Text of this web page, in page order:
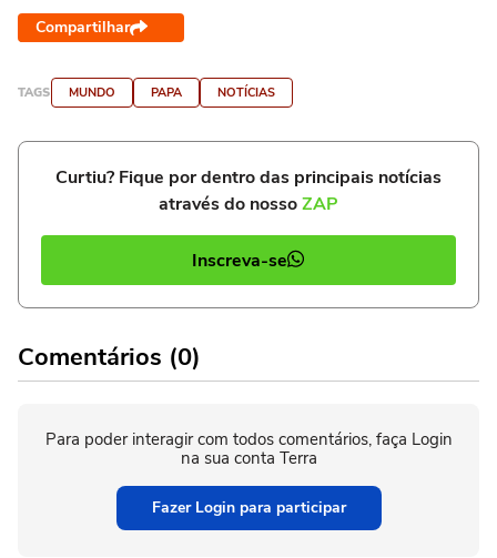
Compartilhar
TAGS MUNDO PAPA NOTÍCIAS
Curtiu? Fique por dentro das principais notícias
através do nossoZAP
Inscreva-se
Comentários (0)
Para poder interagir com todos comentários, faça Login
na sua conta Terra
Fazer Login para participar